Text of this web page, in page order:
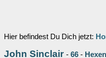
Hier befindest Du Dich jetzt:
John Sinclair - 66 -